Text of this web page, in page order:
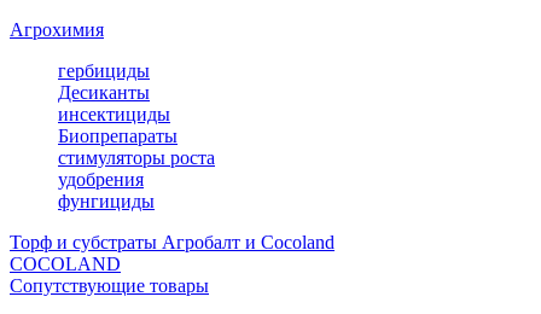
Агрохимия
гербициды
Десиканты
инсектициды
Биопрепараты
стимуляторы роста
удобрения
фунгициды
Торф и субстраты Агробалт и Cocoland
COCOLAND
Сопутствующие товары